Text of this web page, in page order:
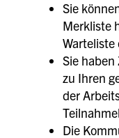
Sie
Merkliste
Warteliste
Sie
zu Ihren
der
Die